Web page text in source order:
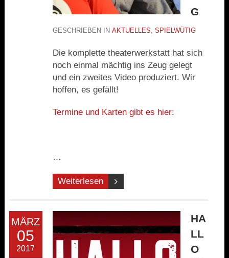
G
GESCHRIEBEN IN AKTUELLES, SPIELWÜTIG
Die komplette theaterwerkstatt hat sich
noch einmal mächtig ins Zeug gelegt
und ein zweites Video produziert. Wir
hoffen, es gefällt!
Termine und Karten gibt es hier:
…
Weiterlesen
MÄRZ
05
2017
HA
LL
O